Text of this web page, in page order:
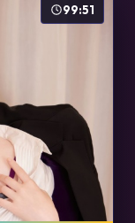
99:51